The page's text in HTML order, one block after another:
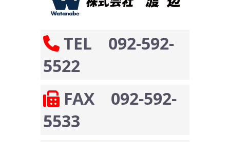
TEL 092-592-
5522
FAX 092-592-
5533